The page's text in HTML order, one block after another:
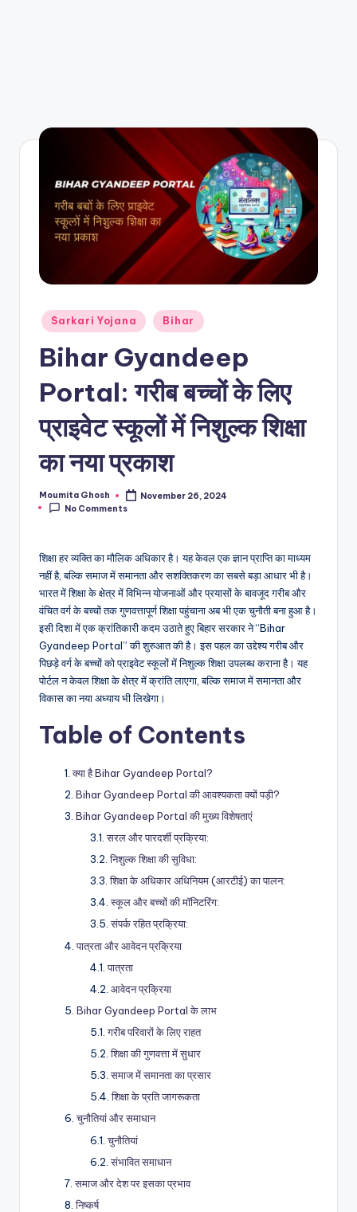
Posted
in
Sarkari Yojana Bihar
Bihar Gyandeep
Portal: गरीब बच्चों के लिए
प्राइवेट स्कूलों में निशुल्क शिक्षा
का नया प्रकाश
Posted
by
Moumita Ghosh
November 26, 2024
No Comments
शिक्षा हर व्यक्ति का मौलिक अधिकार है। यह केवल एक ज्ञान प्राप्ति का माध्यम
नहीं है, बल्कि समाज में समानता और सशक्तिकरण का सबसे बड़ा आधार भी है।
भारत में शिक्षा के क्षेत्र में विभिन्न योजनाओं और प्रयासों के बावजूद गरीब और
वंचित वर्ग के बच्चों तक गुणवत्तापूर्ण शिक्षा पहुंचाना अब भी एक चुनौती बना हुआ है।
इसी दिशा में एक क्रांतिकारी कदम उठाते हुए बिहार सरकार ने “Bihar
Gyandeep Portal” की शुरुआत की है। इस पहल का उद्देश्य गरीब और
पिछड़े वर्ग के बच्चों को प्राइवेट स्कूलों में निशुल्क शिक्षा उपलब्ध कराना है। यह
पोर्टल न केवल शिक्षा के क्षेत्र में क्रांति लाएगा, बल्कि समाज में समानता और
विकास का नया अध्याय भी लिखेगा।
Table of Contents
क्या है Bihar Gyandeep Portal?
Bihar Gyandeep Portal की आवश्यकता क्यों पड़ी?
Bihar Gyandeep Portal की मुख्य विशेषताएं
सरल और पारदर्शी प्रक्रिया:
निशुल्क शिक्षा की सुविधा:
शिक्षा के अधिकार अधिनियम (आरटीई) का पालन:
स्कूल और बच्चों की मॉनिटरिंग:
संपर्क रहित प्रक्रिया:
पात्रता और आवेदन प्रक्रिया
पात्रता
आवेदन प्रक्रिया
Bihar Gyandeep Portal के लाभ
गरीब परिवारों के लिए राहत
शिक्षा की गुणवत्ता में सुधार
समाज में समानता का प्रसार
शिक्षा के प्रति जागरूकता
चुनौतियां और समाधान
चुनौतियां
संभावित समाधान
समाज और देश पर इसका प्रभाव
निष्कर्ष